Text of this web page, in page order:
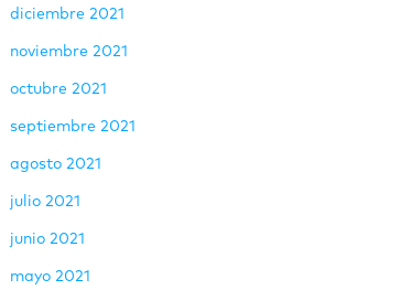
diciembre 2021
noviembre 2021
octubre 2021
septiembre 2021
agosto 2021
julio 2021
junio 2021
mayo 2021